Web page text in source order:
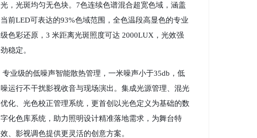
光，光斑均匀无色块。7色连续色谱混合超宽色域，涵盖
当前LED可表达的93%色域范围，全色温段高显色的专业
级色彩还原，3 米距离光斑照度可达 2000LUX，光效强
劲稳定。
专业级的低噪声智能散热管理，一米噪声小于35db，低
噪运行不干扰影视收音与现场演出。集成光源管理、混光
优化、光色校正管理系统，更首创以光色定义为基础的数
字化色库系统，助力照明设计精准落地需求，为舞台特
效、影视调色提供更灵活的创意方案。